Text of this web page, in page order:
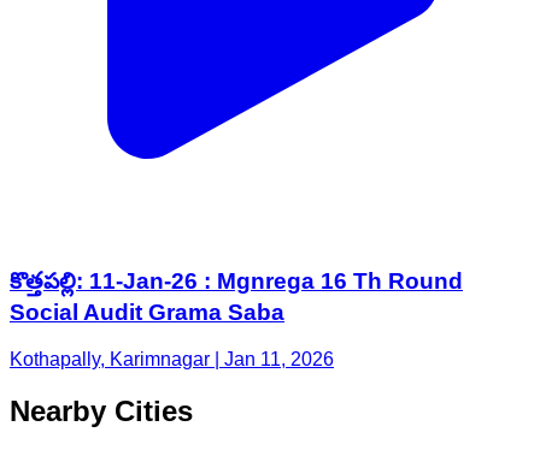
కొత్తపల్లి: 11-Jan-26 : Mgnrega 16 Th Round
Social Audit Grama Saba
Kothapally, Karimnagar | Jan 11, 2026
Nearby Cities